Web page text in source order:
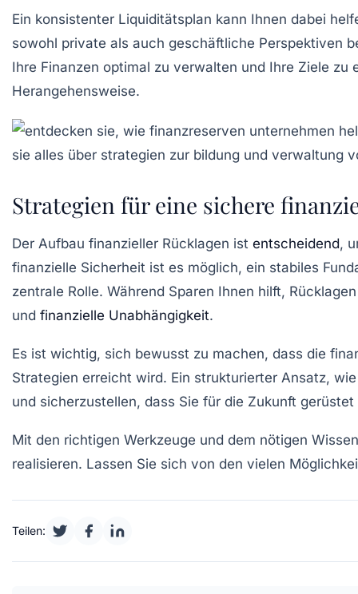
Ein konsistenter Liquiditätsplan kann Ihnen dabei
sowohl private als auch geschäftliche Perspektiven
Ihre Finanzen optimal zu verwalten und Ihre Ziele zu
Herangehensweise.
Strategien für eine sichere
Der Aufbau finanzieller Rücklagen ist entscheidend,
finanzielle Sicherheit ist es möglich, ein stabiles
zentrale Rolle. Während Sparen Ihnen hilft,
und finanzielle Unabhängigkeit.
Es ist wichtig, sich bewusst zu machen, dass die
Strategien erreicht wird. Ein strukturierter Ansatz,
und sicherzustellen, dass Sie für die Zukunft gerüstet
Mit den richtigen Werkzeuge und dem nötigen
realisieren. Lassen Sie sich von den vielen
Teilen: